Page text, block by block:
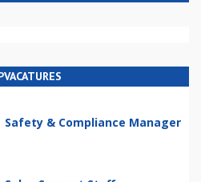
Safety & Compliance Manager